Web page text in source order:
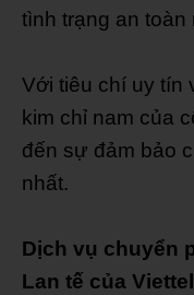
tình trạng an toàn
Với tiêu chí uy tín
kim chỉ nam của
đến sự đảm bảo
nhất.
Dịch vụ chuyển
Lan tế của